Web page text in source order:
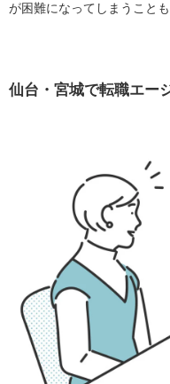
が困難になってしまうことも
仙台・宮城で転職エー